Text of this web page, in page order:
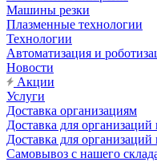
Машины резки
Плазменные технологии
Технологии
Автоматизация и
Новости
Акции
Услуги
Доставка организациям
Доставка для организаций
Доставка для
Самовывоз с нашего